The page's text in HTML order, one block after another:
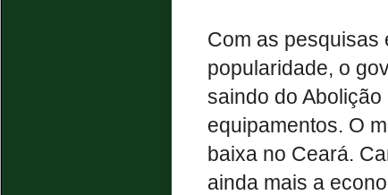
Com as pesquisas
popularidade, o
saindo do
equipamentos. O
baixa no Ceará.
ainda mais a